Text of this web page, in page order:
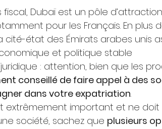
Dubaï est un pôle
pour les Français. En plus
cité-état des Émirats arabes unis
et politique stable
: attention, bien que les
conseillé de faire appel à des
dans votre expatriation.
extrêmement important et ne doit
société, sachez que plusieurs